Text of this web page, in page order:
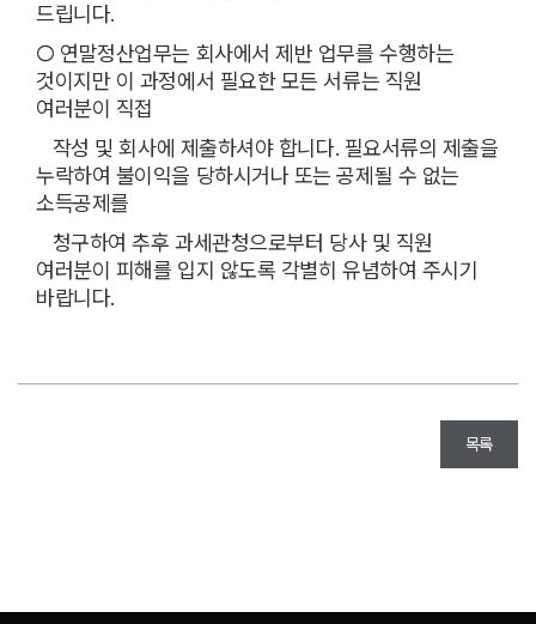
드립니다.
○ 연말정산업무는 회사에서 제반 업무를 수행하는
것이지만 이 과정에서 필요한 모든 서류는 직원
여러분이 직접
작성 및 회사에 제출하셔야 합니다. 필요서류의 제출을
누락하여 불이익을 당하시거나 또는 공제될 수 없는
소득공제를
청구하여 추후 과세관청으로부터 당사 및 직원
여러분이 피해를 입지 않도록 각별히 유념하여 주시기
바랍니다.
목록